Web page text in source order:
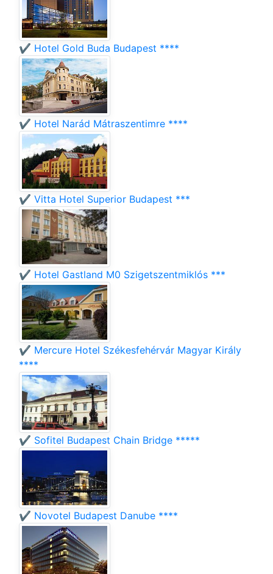
✔️ Hotel Gold Buda Budapest ****
✔️ Hotel Narád Mátraszentimre ****
✔️ Vitta Hotel Superior Budapest ***
✔️ Hotel Gastland M0 Szigetszentmiklós ***
✔️ Mercure Hotel Székesfehérvár Magyar Király
****
✔️ Sofitel Budapest Chain Bridge *****
✔️ Novotel Budapest Danube ****